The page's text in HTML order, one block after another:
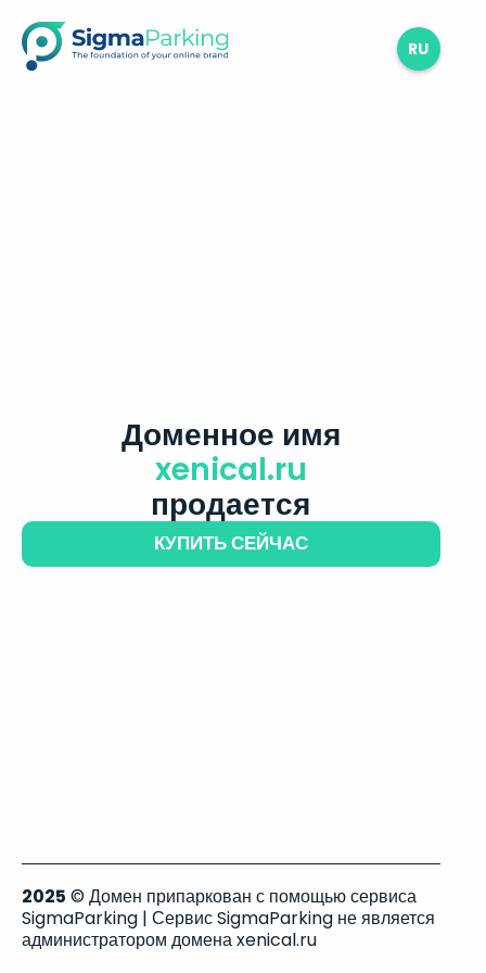
RU
Доменное имя
xenical.ru
продается
КУПИТЬ СЕЙЧАС
2025 © Домен припаркован с помощью сервиса
SigmaParking | Сервис SigmaParking не является
администратором домена xenical.ru